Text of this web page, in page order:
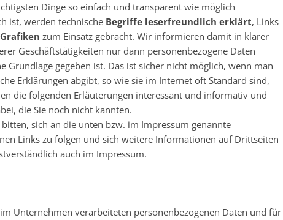
Dinge so einfach und transparent wie möglich
ist, werden technische Begriffe leserfreundlich erklärt, Links
Grafiken zum Einsatz gebracht. Wir informieren damit in klarer
Geschäftstätigkeiten nur dann personenbezogene Daten
Grundlage gegeben ist. Das ist sicher nicht möglich, wenn man
Erklärungen abgibt, so wie sie im Internet oft Standard sind,
die folgenden Erläuterungen interessant und informativ und
die Sie noch nicht kannten.
sich an die unten bzw. im Impressum genannte
Links zu folgen und sich weitere Informationen auf Drittseiten
auch im Impressum.
Unternehmen verarbeiteten personenbezogenen Daten und für